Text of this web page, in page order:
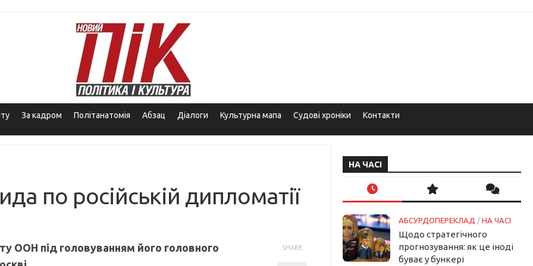
За кадром Політанатомія Абзац Діалоги Культурна мапа Судові хроніки Контакти
по російській дипломатії
ООН під головуванням його головного
SHARE
НА ЧАСІ
АБСУРДОПЕРЕКЛАД / НА ЧАСІ
Щодо стратегічного
прогнозування: як це іноді
буває у бункері